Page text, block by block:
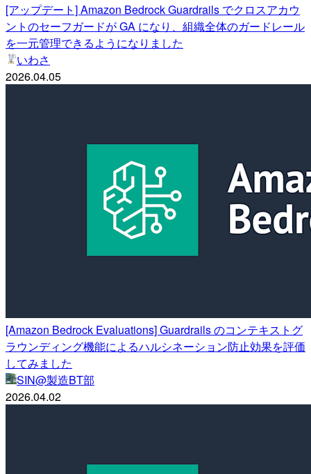
[アップデート] Amazon Bedrock Guardrails でクロスアカウ
ントのセーフガードが GA になり、組織全体のガードレール
を一元管理できるようになりました
いわさ
2026.04.05
[Amazon Bedrock Evaluations] Guardrails のコンテキストグ
ラウンディング機能によるハルシネーション防止効果を評価
してみました
SIN@製造BT部
2026.04.02